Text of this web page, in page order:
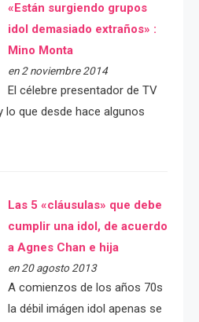
«Están surgiendo grupos
idol demasiado extraños» :
Mino Monta
en 2 noviembre 2014
El célebre presentador de TV
lo que desde hace algunos
Las 5 «cláusulas» que debe
cumplir una idol, de acuerdo
a Agnes Chan e hija
en 20 agosto 2013
A comienzos de los años 70s
la débil imágen idol apenas se